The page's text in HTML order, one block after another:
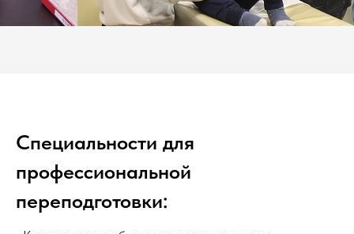
Специальности для
профессиональной
переподготовки: